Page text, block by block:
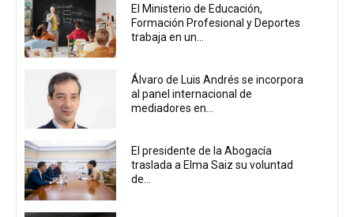
El Ministerio de Educación,
Formación Profesional y Deportes
trabaja en un...
Álvaro de Luis Andrés se incorpora
al panel internacional de
mediadores en...
El presidente de la Abogacía
traslada a Elma Saiz su voluntad
de...